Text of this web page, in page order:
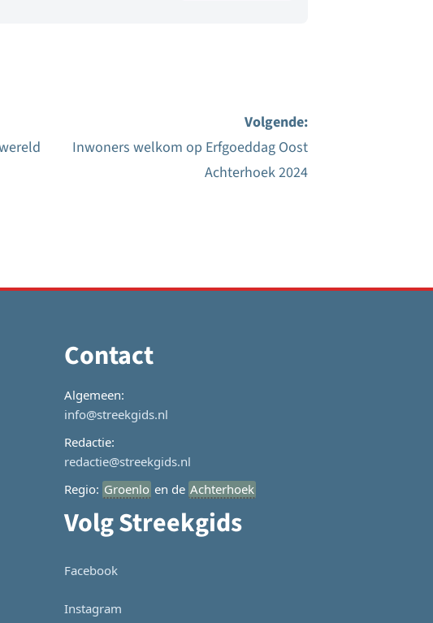
Volgende:
Inwoners welkom op Erfgoeddag Oost
Achterhoek 2024
Contact
Algemeen:
info@streekgids.nl
Redactie:
redactie@streekgids.nl
Regio: Groenlo en de Achterhoek
Volg Streekgids
Facebook
Instagram